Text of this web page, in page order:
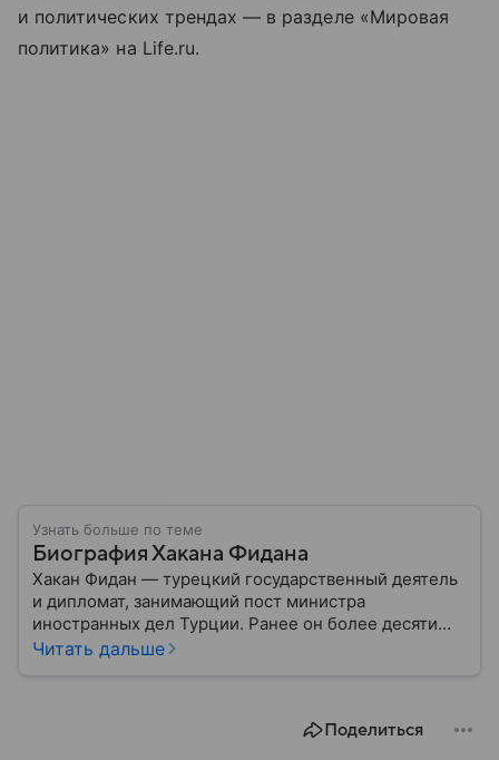
и политических трендах — в разделе «Мировая
политика» на Life.ru.
Узнать больше по теме
Биография Хакана Фидана
Хакан Фидан — турецкий государственный деятель
и дипломат, занимающий пост министра
иностранных дел Турции. Ранее он более десяти
лет возглавлял Национальную разведывательную
Читать дальше
Поделиться